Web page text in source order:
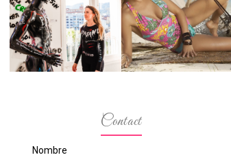
DIALOGAN EN
ESPACIO DEL
ANONIMATO, LA
CASA ROSA DE
OVIEDO
LA ALTURA DE LAS
MODELOS MAS
BAJITAS
Contact
Nombre